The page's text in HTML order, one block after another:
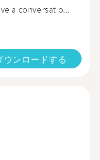
a conversatio...
ウンロードする